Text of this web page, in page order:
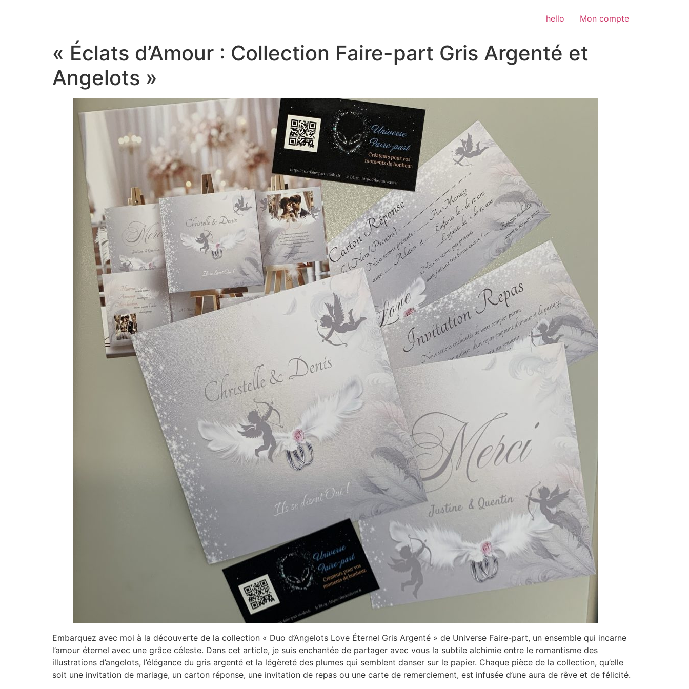
hello Mon compte
« Éclats d’Amour : Collection Faire-part Gris Argenté et
Angelots »
Embarquez avec moi à la découverte de la collection « Duo d’Angelots Love Éternel Gris Argenté » de Universe Faire-part, un ensemble qui incarne
l’amour éternel avec une grâce céleste. Dans cet article, je suis enchantée de partager avec vous la subtile alchimie entre le romantisme des
illustrations d’angelots, l’élégance du gris argenté et la légèreté des plumes qui semblent danser sur le papier. Chaque pièce de la collection, qu’elle
soit une invitation de mariage, un carton réponse, une invitation de repas ou une carte de remerciement, est infusée d’une aura de rêve et de félicité.